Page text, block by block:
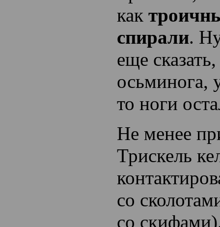
как
спирали.
еще
осьминога,
то ноги
Не менее
Трискель
со
со